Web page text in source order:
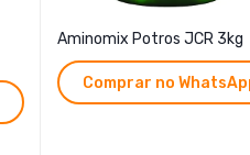
Aminomix Potros JCR 3kg
Comprar no